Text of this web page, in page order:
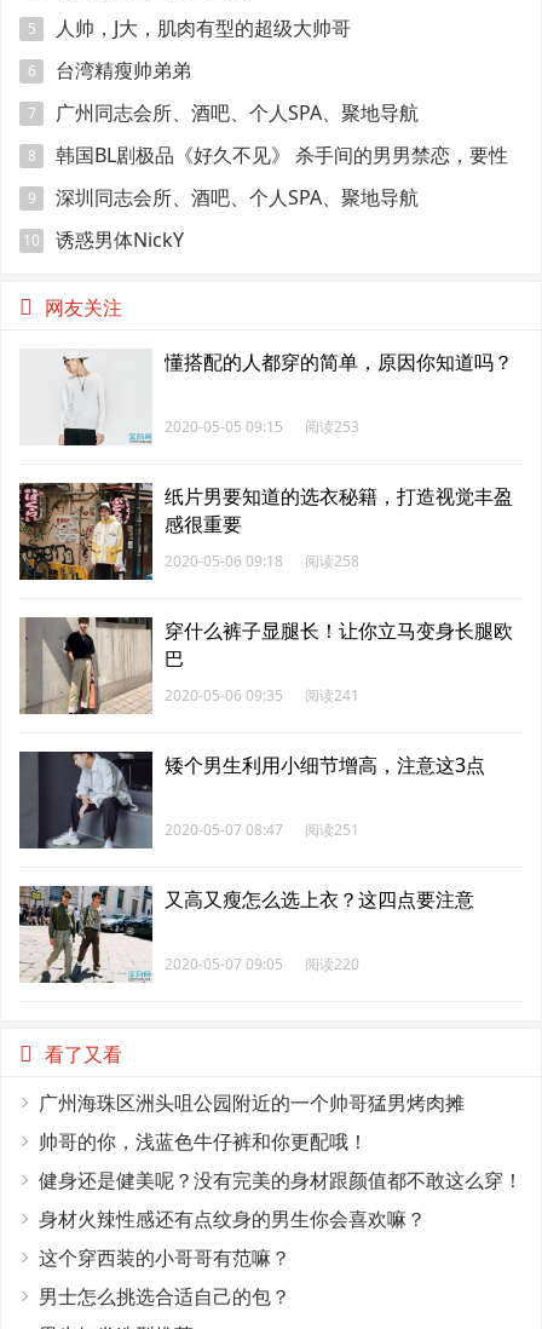
5 人帅，J大，肌肉有型的超级大帅哥
6 台湾精瘦帅弟弟
7 广州同志会所、酒吧、个人SPA、聚地导航
8
韩国BL剧极品《好久不见》 杀手间的男男禁恋，要性
命还是爱情？
9 深圳同志会所、酒吧、个人SPA、聚地导航
10 诱惑男体NickY
网友关注
懂搭配的人都穿的简单，原因你知道吗？
2020-05-05 09:15 阅读253
纸片男要知道的选衣秘籍，打造视觉丰盈
感很重要
2020-05-06 09:18 阅读258
穿什么裤子显腿长！让你立马变身长腿欧
巴
2020-05-06 09:35 阅读241
矮个男生利用小细节增高，注意这3点
2020-05-07 08:47 阅读251
又高又瘦怎么选上衣？这四点要注意
2020-05-07 09:05 阅读220
看了又看
广州海珠区洲头咀公园附近的一个帅哥猛男烤肉摊
帅哥的你，浅蓝色牛仔裤和你更配哦！
健身还是健美呢？没有完美的身材跟颜值都不敢这么穿！
身材火辣性感还有点纹身的男生你会喜欢嘛？
这个穿西装的小哥哥有范嘛？
男士怎么挑选合适自己的包？